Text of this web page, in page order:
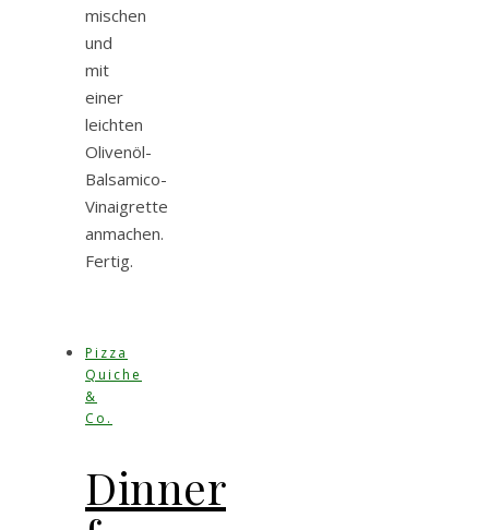
mischen
und
mit
einer
leichten
Olivenöl-
Balsamico-
Vinaigrette
anmachen.
Fertig.
Pizza
Quiche
&
Co.
Dinner